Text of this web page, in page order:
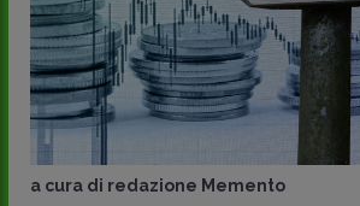
a cura di redazione Memento